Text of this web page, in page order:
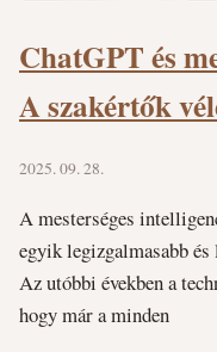
ChatGPT és
A szakértők
2025. 09. 28.
A mesterséges
egyik legizgalmasabb
Az utóbbi években a
hogy már a minden